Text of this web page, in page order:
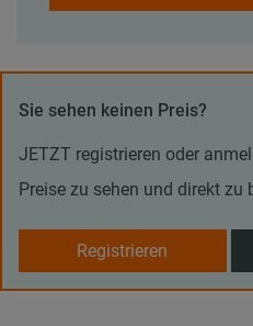
Sie sehen keinen Preis?
JETZT registrieren oder
Preise zu sehen und direkt zu
Registrieren